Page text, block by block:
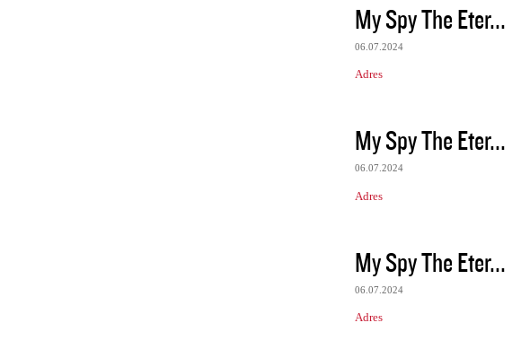
My Spy The Eter...
06.07.2024
Adres
My Spy The Eter...
06.07.2024
Adres
My Spy The Eter...
06.07.2024
Adres